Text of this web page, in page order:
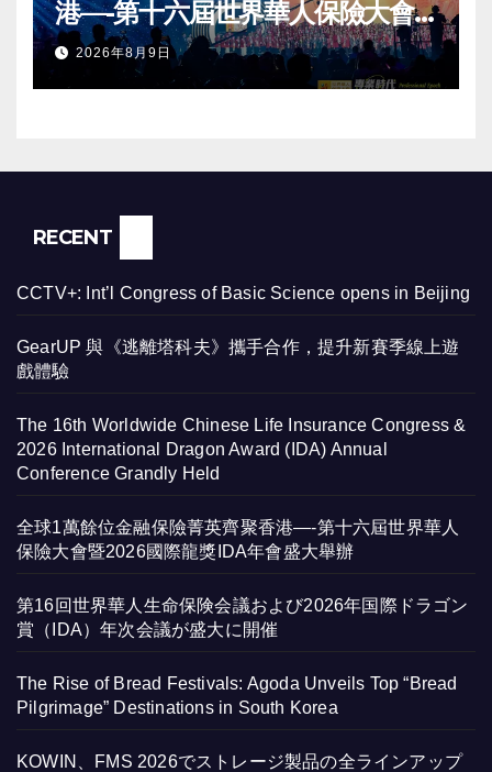
港—-第十六屆世界華人保險大會
暨2026國際龍獎IDA年會盛大舉
辦2026年8月9日
RECENT
CCTV+: Int’l Congress of Basic Science opens in Beijing
GearUP 與《逃離塔科夫》攜手合作，提升新賽季線上遊
戲體驗
The 16th Worldwide Chinese Life Insurance Congress &
2026 International Dragon Award (IDA) Annual
Conference Grandly Held
全球1萬餘位金融保險菁英齊聚香港—-第十六屆世界華人
保險大會暨2026國際龍獎IDA年會盛大舉辦
第16回世界華人生命保険会議および2026年国際ドラゴン
賞（IDA）年次会議が盛大に開催
The Rise of Bread Festivals: Agoda Unveils Top “Bread
Pilgrimage” Destinations in South Korea
KOWIN、FMS 2026でストレージ製品の全ラインアップ